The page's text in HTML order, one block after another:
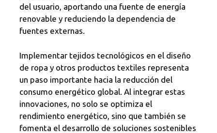
del usuario, aportando una fuente de energía
renovable y reduciendo la dependencia de
fuentes externas.
Implementar tejidos tecnológicos en el diseño
de ropa y otros productos textiles representa
un paso importante hacia la reducción del
consumo energético global. Al integrar estas
innovaciones, no solo se optimiza el
rendimiento energético, sino que también se
fomenta el desarrollo de soluciones sostenibles